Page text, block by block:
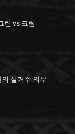
린 vs 크림
실거주 의무